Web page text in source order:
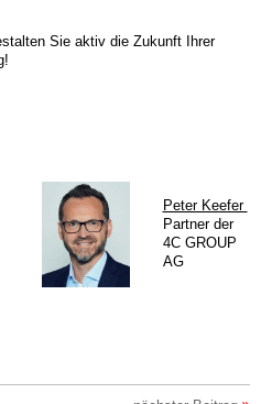
Sie aktiv die Zukunft Ihrer
Peter Keefer
Partner der
4C GROUP
AG